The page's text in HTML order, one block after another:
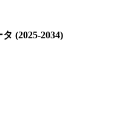
(2025-2034)